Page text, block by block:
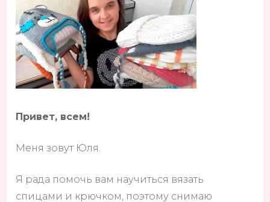
Привет, всем!
Меня зовут Юля.
Я рада помочь вам научиться вязать
спицами и крючком, поэтому снимаю